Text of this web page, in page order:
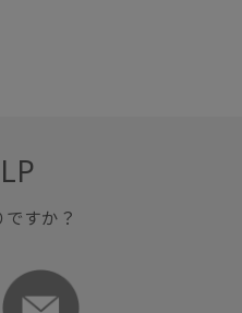
すか？